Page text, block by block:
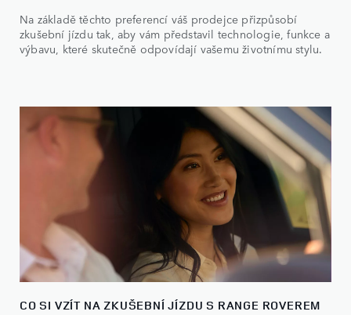
Na základě těchto preferencí váš prodejce přizpůsobí
zkušební jízdu tak, aby vám představil technologie, funkce a
výbavu, které skutečně odpovídají vašemu životnímu stylu.
CO SI VZÍT NA ZKUŠEBNÍ JÍZDU S RANGE ROVEREM